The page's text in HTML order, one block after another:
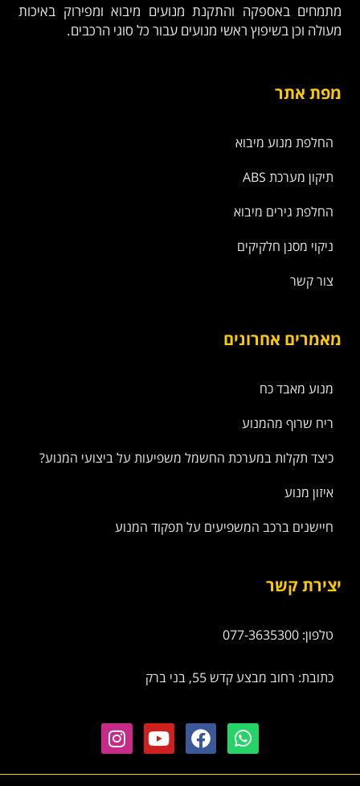
מתמחים באספקה והתקנת מנועים מיבוא ומפירוק באיכות
מעולה וכן בשיפוץ ראשי מנועים עבור כל סוגי הרכבים.
מפת אתר
החלפת מנוע מיבוא
תיקון מערכת ABS
החלפת גירים מיבוא
ניקוי מסנן חלקיקים
צור קשר
מאמרים אחרונים
מנוע מאבד כח
ריח שרוף מהמנוע
כיצד תקלות במערכת החשמל משפיעות על ביצועי המנוע?
איזון מנוע
חיישנים ברכב המשפיעים על תפקוד המנוע
יצירת קשר
טלפון: 077-3635300
כתובת: רחוב מבצע קדש 55, בני ברק